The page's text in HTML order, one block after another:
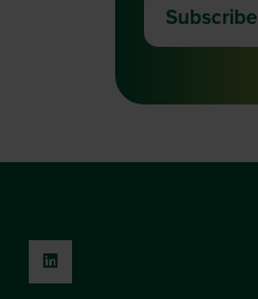
Subscribe
(opens